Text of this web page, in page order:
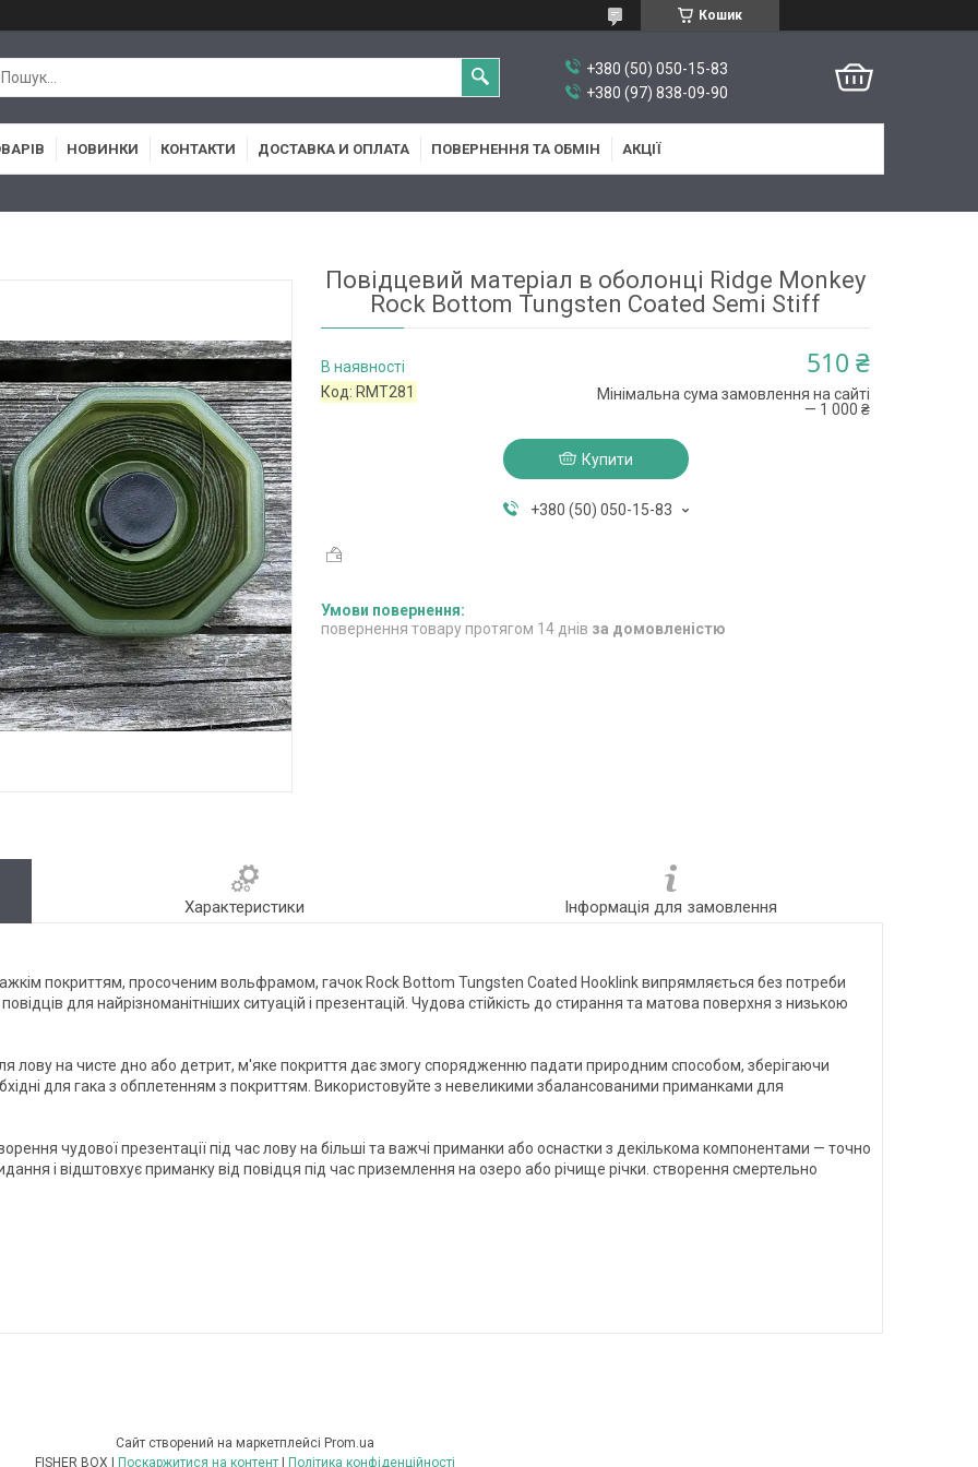
Кошик
+380 (50) 050-15-83
+380 (97) 838-09-90
НОВИНКИ КОНТАКТИ ДОСТАВКА И ОПЛАТА ПОВЕРНЕННЯ ТА ОБМІН АКЦІЇ
Повідцевий матеріал в оболонці Ridge Monkey
Rock Bottom Tungsten Coated Semi Stiff
В наявності
Код: RMT281
510 ₴
Мінімальна сума замовлення на сайті
— 1 000 ₴
Купити
+380 (50) 050-15-83
повернення товару протягом 14 днів за домовленістю
Характеристики Інформація для замовлення
покриттям, просоченим вольфрамом, гачок Rock Bottom Tungsten Coated Hooklink випрямляється без потреби
для найрізноманітніших ситуацій і презентацій. Чудова стійкість до стирання та матова поверхня з низькою
лову на чисте дно або детрит, м'яке покриття дає змогу спорядженню падати природним способом, зберігаючи
для гака з обплетенням з покриттям. Використовуйте з невеликими збалансованими приманками для
чудової презентації під час лову на більші та важчі приманки або оснастки з декількома компонентами — точно
і відштовхує приманку від повідця під час приземлення на озеро або річище річки. створення смертельно
Сайт створений на маркетплейсі Prom.ua
Поскаржитися на контент Політика конфіденційності